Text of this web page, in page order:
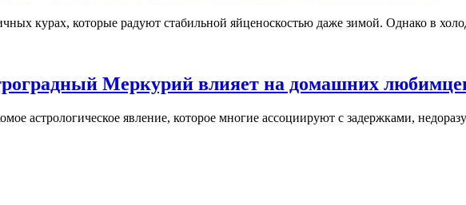
курах, которые радуют стабильной яйценоскостью даже зимой. Однако в
Меркурий влияет на домашних
астрологическое явление, которое многие ассоциируют с задержками,